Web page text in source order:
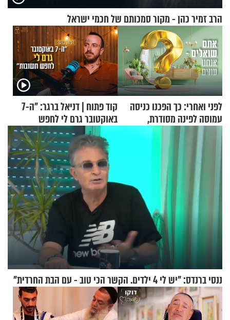
הרב זמיר כהן - מקור סמכותם של חכמי ישראל
לפני ואחרי: כך הפכנו כניסה
עמוסה לפינה מסודרת,
שימושית ומזמינה
קוד פתוח | דניאל ברגר: "ה-7
באוקטובר גרם לי לחפש
תשובות"
ננסי ברנדס: "יש לי 4 ילדים. הקשר הכי טוב - עם הבת החרדית"